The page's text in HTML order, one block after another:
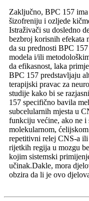
Zaključno, BPC 157
šizofreniju i ozljede
Istraživači su dosledno
bezbroj korisnih efekata
da su prednosti BPC
modela i/ili
da efikasnost, laka
BPC 157 predstavljaju
terapijski pravac za
studije kako bi se
157 specifično bavila
subcelularnih mjesta u
funkciju većine, ako ne i
molekularnom,
repetitivni relej CNS-a
rijetkih regija u mozgu
kojim sistemski
učinak.Dakle, mora
obzira da li je ovo